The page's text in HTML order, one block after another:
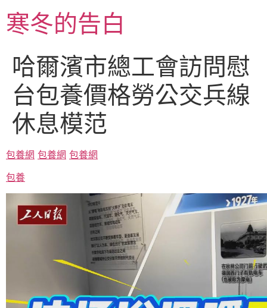
至
主寒冬的告白
哈爾濱市總工會訪問慰
台包養價格勞公交兵線
休息模范
包養網 包養網 包養網
包養